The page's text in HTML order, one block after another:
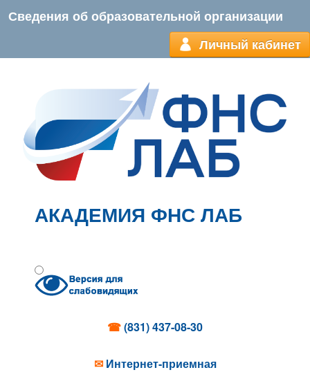
Сведения об образовательной организации
Личный кабинет
АКАДЕМИЯ ФНС ЛАБ
☎(831) 437-08-30
✉ Интернет-приемная